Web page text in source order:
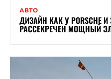
АВТО
ДИЗАЙН КАК У PORSCHE
РАССЕКРЕЧЕН МОЩНЫЙ